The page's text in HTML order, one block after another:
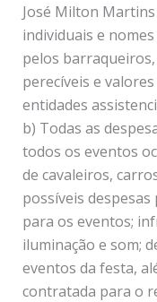
José Milton
individuais e
pelos
perecíveis e
entidades
b) Todas as
todos os eventos
de cavaleiros,
possíveis
para os eventos;
iluminação e som;
eventos da festa,
contratada para o